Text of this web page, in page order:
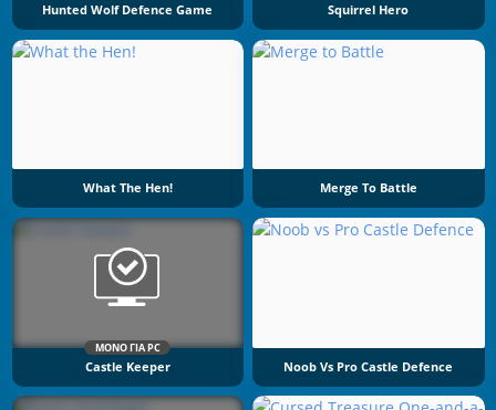
Hunted Wolf Defence Game Squirrel Hero
What The Hen! Merge To Battle
ΜΌΝΟ ΓΙΑ PC
Castle Keeper Noob Vs Pro Castle Defence